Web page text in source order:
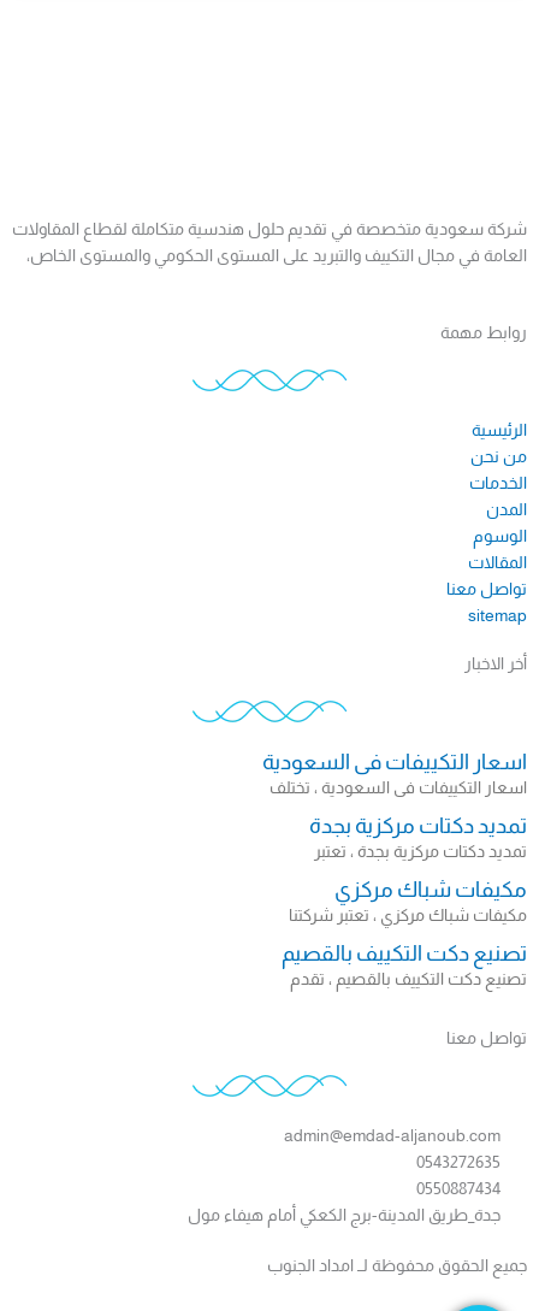
شركة سعودية متخصصة في تقديم حلول هندسية متكاملة لقطاع المقاولات
العامة في مجال التكييف والتبريد على المستوى الحكومي والمستوى الخاص،
روابط مهمة
الرئيسية
من نحن
الخدمات
المدن
الوسوم
المقالات
تواصل معنا
sitemap​
أخر الاخبار
اسعار التكييفات فى السعودية
اسعار التكييفات فى السعودية ، تختلف
تمديد دكتات مركزية بجدة
تمديد دكتات مركزية بجدة ، تعتبر
مكيفات شباك مركزي
مكيفات شباك مركزي ، تعتبر شركتنا
تصنيع دكت التكييف بالقصيم
تصنيع دكت التكييف بالقصيم ، تقدم
تواصل معنا
admin@emdad-aljanoub.com
0543272635
0550887434
جدة_طريق المدينة-برج الكعكي أمام هيفاء مول
جميع الحقوق محفوظة لــ امداد الجنوب